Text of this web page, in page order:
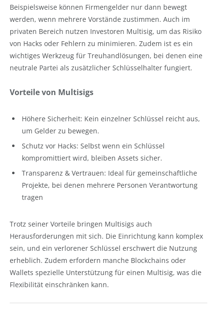
Beispielsweise können Firmengelder nur dann bewegt
werden, wenn mehrere Vorstände zustimmen. Auch im
privaten Bereich nutzen Investoren Multisig, um das Risiko
von Hacks oder Fehlern zu minimieren. Zudem ist es ein
wichtiges Werkzeug für Treuhandlösungen, bei denen eine
neutrale Partei als zusätzlicher Schlüsselhalter fungiert.
Vorteile von Multisigs
Höhere Sicherheit: Kein einzelner Schlüssel reicht aus,
um Gelder zu bewegen.
Schutz vor Hacks: Selbst wenn ein Schlüssel
kompromittiert wird, bleiben Assets sicher.
Transparenz & Vertrauen: Ideal für gemeinschaftliche
Projekte, bei denen mehrere Personen Verantwortung
tragen
Trotz seiner Vorteile bringen Multisigs auch
Herausforderungen mit sich. Die Einrichtung kann komplex
sein, und ein verlorener Schlüssel erschwert die Nutzung
erheblich. Zudem erfordern manche Blockchains oder
Wallets spezielle Unterstützung für einen Multisig, was die
Flexibilität einschränken kann.